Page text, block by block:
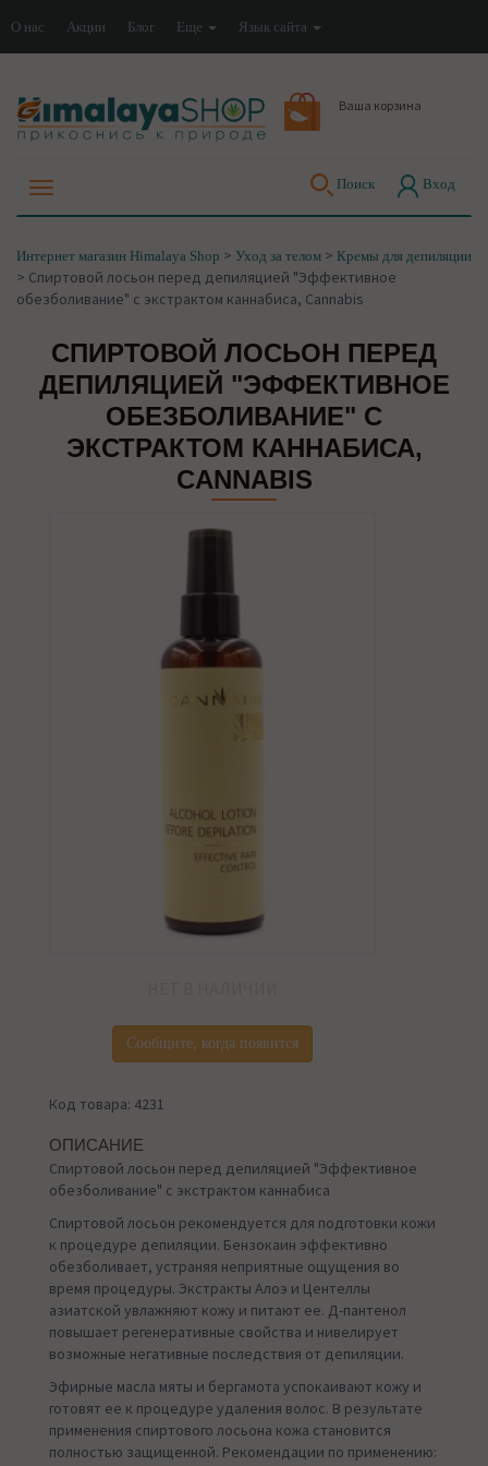
О нас Акции Блог Еще Язык сайта
Ваша корзина
Поиск Вход
Интернет магазин Himalaya Shop > Уход за телом > Кремы для депиляции
> Спиртовой лосьон перед депиляцией "Эффективное
обезболивание" с экстрактом каннабиса, Cannabis
СПИРТОВОЙ ЛОСЬОН ПЕРЕД
ДЕПИЛЯЦИЕЙ "ЭФФЕКТИВНОЕ
ОБЕЗБОЛИВАНИЕ" С
ЭКСТРАКТОМ КАННАБИСА,
CANNABIS
Сообщите, когда появится
Код товара: 4231
ОПИСАНИЕ
Спиртовой лосьон перед депиляцией "Эффективное
обезболивание" с экстрактом каннабиса
Спиртовой лосьон рекомендуется для подготовки кожи
к процедуре депиляции. Бензокаин эффективно
обезболивает, устраняя неприятные ощущения во
время процедуры. Экстракты Алоэ и Центеллы
азиатской увлажняют кожу и питают ее. Д-пантенол
повышает регенеративные свойства и нивелирует
возможные негативные последствия от депиляции.
Эфирные масла мяты и бергамота успокаивают кожу и
готовят ее к процедуре удаления волос. В результате
применения спиртового лосьона кожа становится
полностью защищенной. Рекомендации по применению: